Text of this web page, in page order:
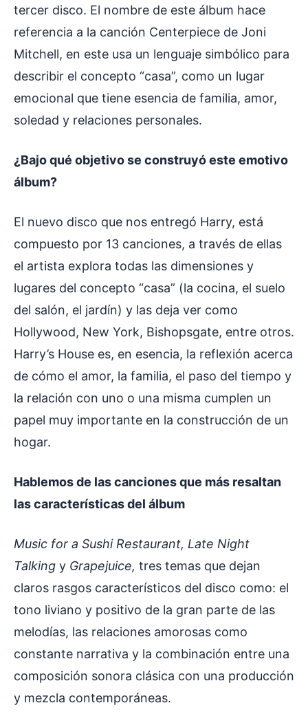
tercer disco. El nombre de este álbum hace
referencia a la canción Centerpiece de Joni
Mitchell, en este usa un lenguaje simbólico para
describir el concepto “casa”, como un lugar
emocional que tiene esencia de familia, amor,
soledad y relaciones personales.
¿Bajo qué objetivo se construyó este emotivo
álbum?
El nuevo disco que nos entregó Harry, está
compuesto por 13 canciones, a través de ellas
el artista explora todas las dimensiones y
lugares del concepto “casa” (la cocina, el suelo
del salón, el jardín) y las deja ver como
Hollywood, New York, Bishopsgate, entre otros.
Harry’s House es, en esencia, la reflexión acerca
de cómo el amor, la familia, el paso del tiempo y
la relación con uno o una misma cumplen un
papel muy importante en la construcción de un
hogar.
Hablemos de las canciones que más resaltan
las características del álbum
Music for a Sushi Restaurant, Late Night
Talking y Grapejuice, tres temas que dejan
claros rasgos característicos del disco como: el
tono liviano y positivo de la gran parte de las
melodías, las relaciones amorosas como
constante narrativa y la combinación entre una
composición sonora clásica con una producción
y mezcla contemporáneas.